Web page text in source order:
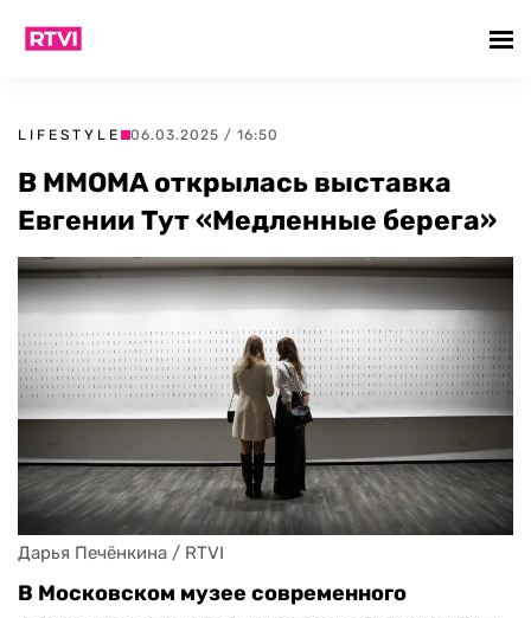
LIFESTYLE 06.03.2025 / 16:50
В ММОМА открылась выставка
Евгении Тут «Медленные берега»
Дарья Печёнкина / RTVI
В Московском музее современного